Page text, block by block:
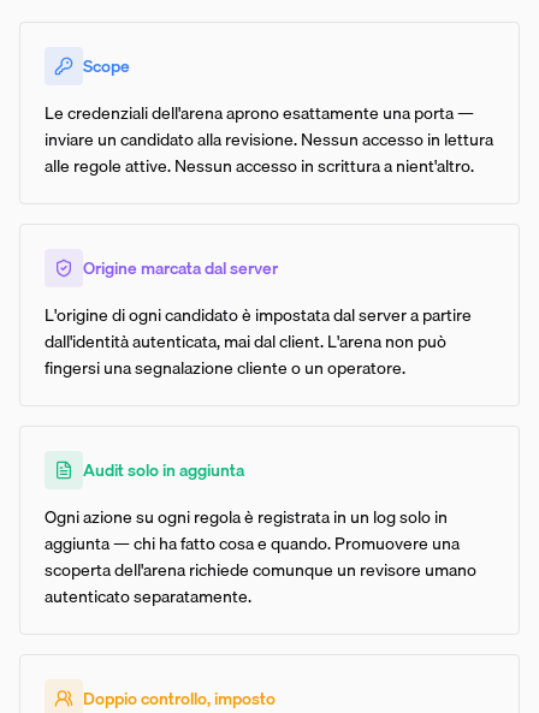
Scope
Le credenziali dell'arena aprono esattamente una porta —
inviare un candidato alla revisione. Nessun accesso in lettura
alle regole attive. Nessun accesso in scrittura a nient'altro.
Origine marcata dal server
L'origine di ogni candidato è impostata dal server a partire
dall'identità autenticata, mai dal client. L'arena non può
fingersi una segnalazione cliente o un operatore.
Audit solo in aggiunta
Ogni azione su ogni regola è registrata in un log solo in
aggiunta — chi ha fatto cosa e quando. Promuovere una
scoperta dell'arena richiede comunque un revisore umano
autenticato separatamente.
Doppio controllo, imposto